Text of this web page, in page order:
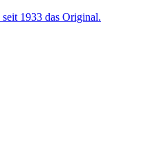
1933 das Original.